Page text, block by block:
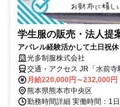
学生服の販売・法人提
アパレル経験活かして土日祝
光多制服株式会社
交通・アクセス JR「水前
OK（無料Pあり）
月給220,000円～232,000円
熊本県熊本市中央区
勤務時間詳細 実働時間：1